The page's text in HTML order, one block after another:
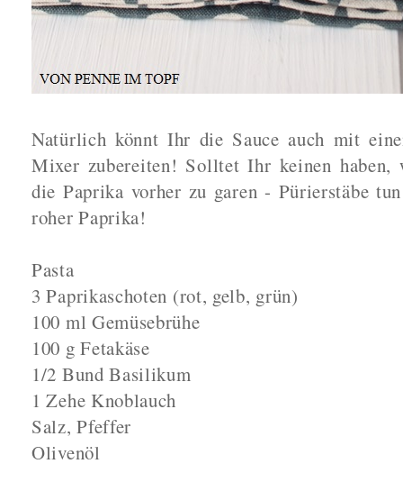
Natürlich könnt Ihr die Sauce auch mit
Mixer zubereiten! Solltet Ihr keinen haben,
die Paprika vorher zu garen - Pürierstäbe
roher Paprika!
Pasta
3 Paprikaschoten (rot, gelb, grün)
100 ml Gemüsebrühe
100 g Fetakäse
1/2 Bund Basilikum
1 Zehe Knoblauch
Salz, Pfeffer
Olivenöl